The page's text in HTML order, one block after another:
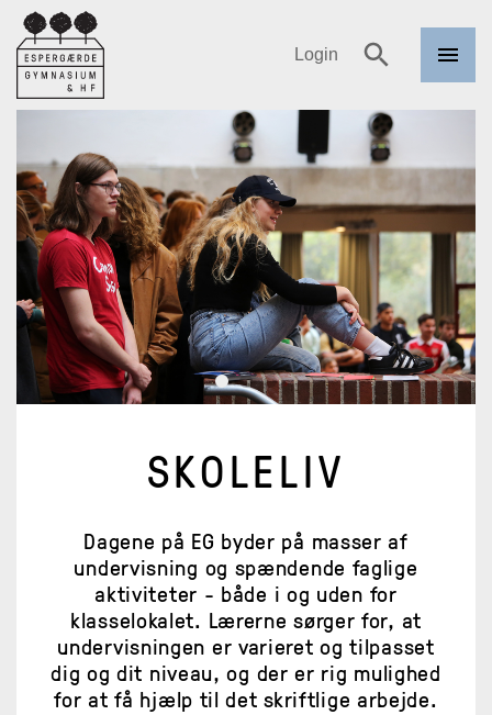
Espergærde
Søg
Login
SKOLELIV
Dagene på EG byder på masser af
undervisning og spændende faglige
aktiviteter - både i og uden for
klasselokalet. Lærerne sørger for, at
undervisningen er varieret og tilpasset
dig og dit niveau, og der er rig mulighed
for at få hjælp til det skriftlige arbejde.